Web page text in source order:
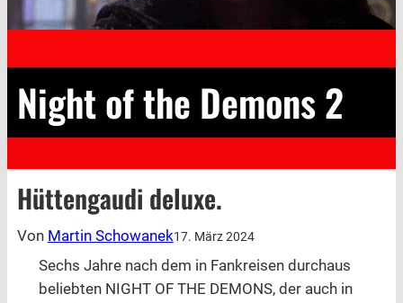
Night of the Demons 2
Hüttengaudi deluxe.
Von Martin Schowanek17. März 2024
Sechs Jahre nach dem in Fankreisen durchaus
beliebten NIGHT OF THE DEMONS, der auch in